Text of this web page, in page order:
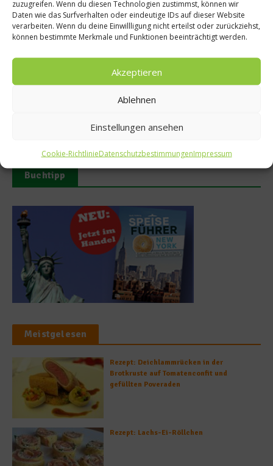
zuzugreifen. Wenn du diesen Technologien zustimmst, können wir
Daten wie das Surfverhalten oder eindeutige IDs auf dieser Website
verarbeiten. Wenn du deine Einwillligung nicht erteilst oder zurückziehst,
können bestimmte Merkmale und Funktionen beeinträchtigt werden.
Akzeptieren
Ablehnen
Einstellungen ansehen
Cookie-RichtlinieDatenschutzbestimmungenImpressum
50 Best Discovery präsentiert
Buchtipp
Meistgelesen
Rezept: Deichlammrücken in der
Brotkruste auf Tomatenconfit und
gefüllten Poveraden
Rezept: Lachs-Ei-Röllchen